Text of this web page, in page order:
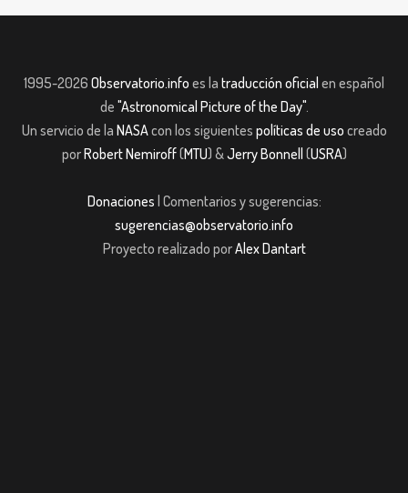
1995-2026 Observatorio.info es la traducción oficial en español
de "Astronomical Picture of the Day".
Un servicio de la NASAcon los siguientes políticas de uso creado
porRobert Nemiroff(MTU) &Jerry Bonnell (USRA)
Donaciones | Comentarios y sugerencias:
sugerencias@observatorio.info
Proyecto realizado porAlex Dantart